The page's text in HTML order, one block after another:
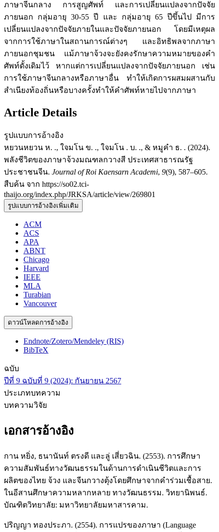
ภาษาจีนกลาง การสูญศัพท์ และการเปลี่ยนแปลงจากปัจจัย
ภายนอก กลุ่มอายุ 30-55 ปี และ กลุ่มอายุ 65 ปีขึ้นไป มีการ
เปลี่ยนแปลงจากปัจจัยภายในและปัจจัยภายนอก โดยมีเหตุผล
จากการใช้ภาษาในสถานการณ์ต่างๆ และอิทธิพลจากภาษา
ภายนอกชุมชน แม้ภาษาจ้วงจะยังคงรักษาความหมายของคำ
ศัพท์ดั้งเดิมไว้ หากแต่การเปลี่ยนแปลงจากปัจจัยภายนอก เช่น
การใช้ภาษาจีนกลางหรือภาษาอื่น ทำให้เกิดการผสมผสานกับ
สำเนียงท้องถิ่นหรือบางครั้งทำให้คำศัพท์หายไปจากภาษา
Article Details
รูปแบบการอ้างอิง
หยวนหยวน ห. ., ใจมโน ข. ., ใจมโน . บ. ., & หมูคำ ธ. . (2024).
พลังชีวิตของภาษาจ้วงมณฑลกวางสี ประเทศสาธารณรัฐ
ประชาชนจีน. Journal of Roi Kaensarn Academi, 9(9), 587–605.
สืบค้น จาก https://so02.tci-
thaijo.org/index.php/JRKSA/article/view/269801
รูปแบบการอ้างอิงเพิ่มเติม
ACM
ACS
APA
ABNT
Chicago
Harvard
IEEE
MLA
Turabian
Vancouver
ดาวน์โหลดการอ้างอิง
Endnote/Zotero/Mendeley (RIS)
BibTeX
ฉบับ
ปีที่ 9 ฉบับที่ 9 (2024): กันยายน 2567
ประเภทบทความ
บทความวิจัย
เอกสารอ้างอิง
กาน หยิ่ง, ธนานันท์ ตรงดี และลู่ เสี่ยวฉิน. (2553). การศึกษา
ความสัมพันธ์ทางวัฒนธรรมในด้านการดำเนินชีวิตและการ
ผลิตของไทย จ้วง และจีนกวางตุ้งโดยศึกษาจากคำร่วมเชื้อสาย.
ในอีสานศึกษาความหลากหลาย ทางวัฒนธรรม. วิทยานิพนธ์.
บัณฑิตวิทยาลัย: มหาวิทยาลัยมหาสารคาม.
ปริญญา ทองประภา. (2554). การแปรของภาษา (Language